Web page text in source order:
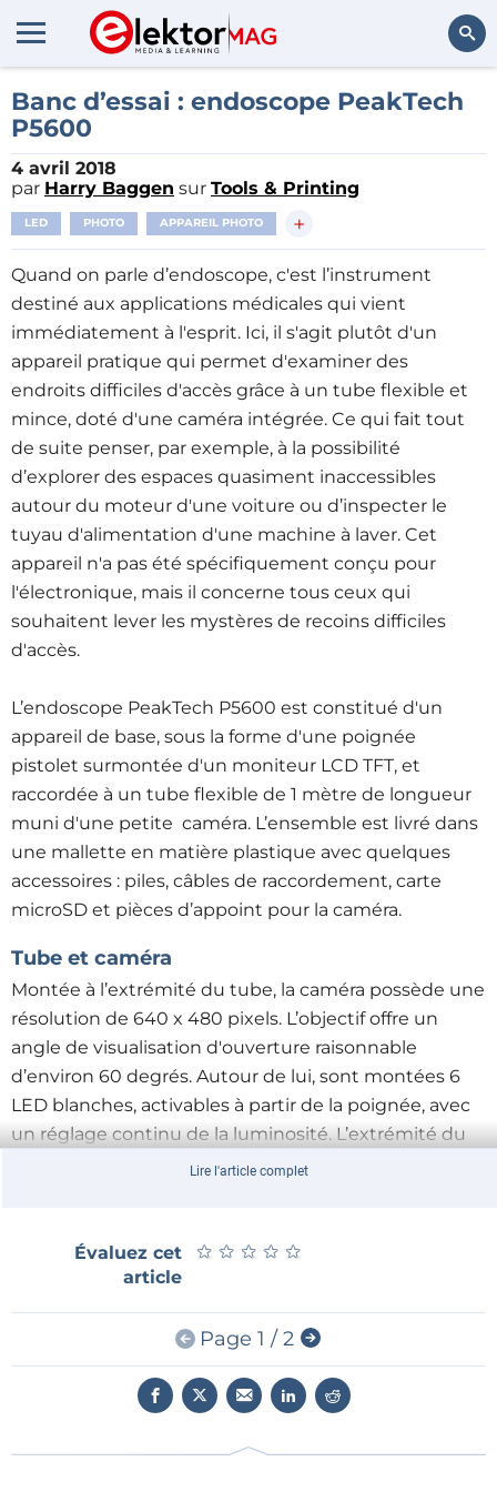
Rechercher
Banc d’essai : endoscope PeakTech
P5600
4 avril 2018
par Harry Baggen sur Tools & Printing
LED PHOTO APPAREIL PHOTO +
Quand on parle d’endoscope, c'est l’instrument
destiné aux applications médicales qui vient
immédiatement à l'esprit. Ici, il s'agit plutôt d'un
appareil pratique qui permet d'examiner des
endroits difficiles d'accès grâce à un tube flexible et
mince, doté d'une caméra intégrée. Ce qui fait tout
de suite penser, par exemple, à la possibilité
d’explorer des espaces quasiment inaccessibles
autour du moteur d'une voiture ou d’inspecter le
tuyau d'alimentation d'une machine à laver. Cet
appareil n'a pas été spécifiquement conçu pour
l'électronique, mais il concerne tous ceux qui
souhaitent lever les mystères de recoins difficiles
d'accès.
L’endoscope PeakTech P5600 est constitué d'un
appareil de base, sous la forme d'une poignée
pistolet surmontée d'un moniteur LCD TFT, et
raccordée à un tube flexible de 1 mètre de longueur
muni d'une petite caméra. L’ensemble est livré dans
une mallette en matière plastique avec quelques
accessoires : piles, câbles de raccordement, carte
microSD et pièces d’appoint pour la caméra.
Tube et caméra
Montée à l’extrémité du tube, la caméra possède une
résolution de 640 x 480 pixels. L’objectif offre un
angle de visualisation d'ouverture raisonnable
d’environ 60 degrés. Autour de lui, sont montées 6
LED blanches, activables à partir de la poignée, avec
un réglage continu de la luminosité. L’extrémité du
tube qui abrite la caméra à une épaisseur de 8,2 mm,
dimensions raisonnablement réduites. Le tube est
étanche à l’eau (niveau de protection IP67,
submersion dans l’eau possible jusqu’à 1 m de
profondeur). La mise au point de l’optique
commence à une distance d’environ 3 cm.
Appareil de base et moniteur
Lire l'article complet
Évaluez cet
article
★ ★ ★ ★ ★
★ ★ ★ ★ ★
Page 1 / 2